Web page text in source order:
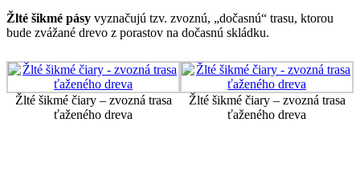
Žlté šikmé pásy vyznačujú tzv. zvoznú, „dočasnú“ trasu, ktorou
bude zvážané drevo z porastov na dočasnú skládku.
Žlté šikmé čiary – zvozná trasa
ťaženého dreva
Žlté šikmé čiary – zvozná trasa
ťaženého dreva